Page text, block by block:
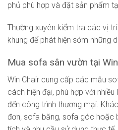
phủ phù hợp và đặt sản phẩm
Thường xuyên kiểm tra các vị
khung để phát hiện sớm những
Mua sofa sân vườn tại
Win Chair cung cấp các mẫu
cách hiện đại, phù hợp với
đến công trình thương mại.
đơn, sofa băng, sofa góc hoặc